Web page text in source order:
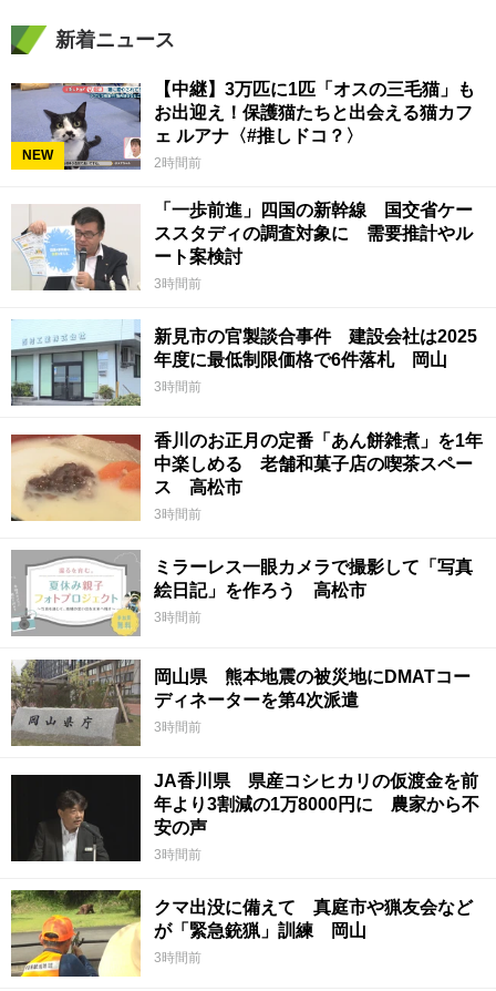
新着ニュース
NEW
【中継】3万匹に1匹「オスの三毛猫」も
お出迎え！保護猫たちと出会える猫カフ
ェ ルアナ〈#推しドコ？〉
2時間前
「一歩前進」四国の新幹線 国交省ケー
ススタディの調査対象に 需要推計やル
ート案検討
3時間前
新見市の官製談合事件 建設会社は2025
年度に最低制限価格で6件落札 岡山
3時間前
香川のお正月の定番「あん餅雑煮」を1年
中楽しめる 老舗和菓子店の喫茶スペー
ス 高松市
3時間前
ミラーレス一眼カメラで撮影して「写真
絵日記」を作ろう 高松市
3時間前
岡山県 熊本地震の被災地にDMATコー
ディネーターを第4次派遣
3時間前
JA香川県 県産コシヒカリの仮渡金を前
年より3割減の1万8000円に 農家から不
安の声
3時間前
クマ出没に備えて 真庭市や猟友会など
が「緊急銃猟」訓練 岡山
3時間前